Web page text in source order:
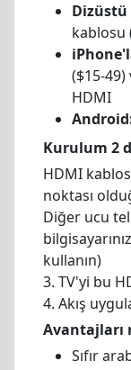
kablosu
($15-49)
HDMI
Kurulum 2
HDMI
noktası
Diğer ucu
kullanın)
3. TV'yi bu
4. Akış
Avantajları
Sıfır